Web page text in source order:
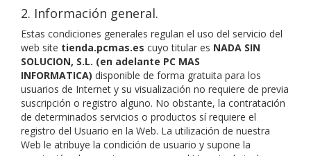
2. Información general.
Estas condiciones generales regulan el uso del servicio del
web site tienda.pcmas.es cuyo titular es NADA SIN
SOLUCION, S.L. (en adelante PC MAS
INFORMATICA) disponible de forma gratuita para los
usuarios de Internet y su visualización no requiere de previa
suscripción o registro alguno. No obstante, la contratación
de determinados servicios o productos sí requiere el
registro del Usuario en la Web. La utilización de nuestra
Web le atribuye la condición de usuario y supone la